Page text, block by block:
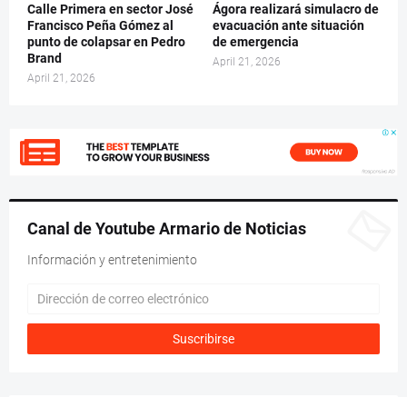
Calle Primera en sector José
Francisco Peña Gómez al
punto de colapsar en Pedro
Brand
April 21, 2026
Ágora realizará simulacro de
evacuación ante situación
de emergencia
April 21, 2026
Canal de Youtube Armario de Noticias
Información y entretenimiento